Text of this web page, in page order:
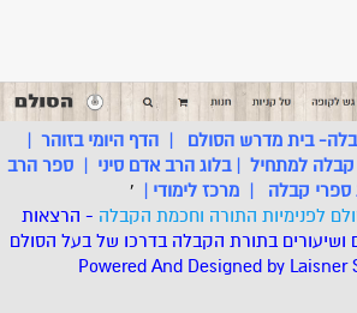
בית מדרש הסולם |הדף היומי בזוהר |
קבלה למתחיל |בלוג הרב אדם סיני |ספר הרב
ספרי קבלה | מרכז לימודי |
'
לפנימיות התורה וחכמת הקבלה - הרצאות
ושיעורים בתורת הקבלה בדרכו של בעל הסולם
Powered And Designed by Laisner